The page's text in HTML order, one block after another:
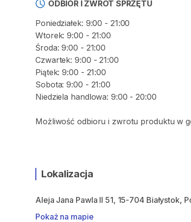
ODBIÓR I ZWROT SPRZĘTU
Poniedziałek: 9:00 - 21:00
Wtorek: 9:00 - 21:00
Środa: 9:00 - 21:00
Czwartek: 9:00 - 21:00
Piątek: 9:00 - 21:00
Sobota: 9:00 - 21:00
Niedziela handlowa: 9:00 - 20:00
Możliwość odbioru i zwrotu produktu w
Lokalizacja
Aleja Jana Pawla II 51, 15-704 Białystok,
Pokaż na mapie